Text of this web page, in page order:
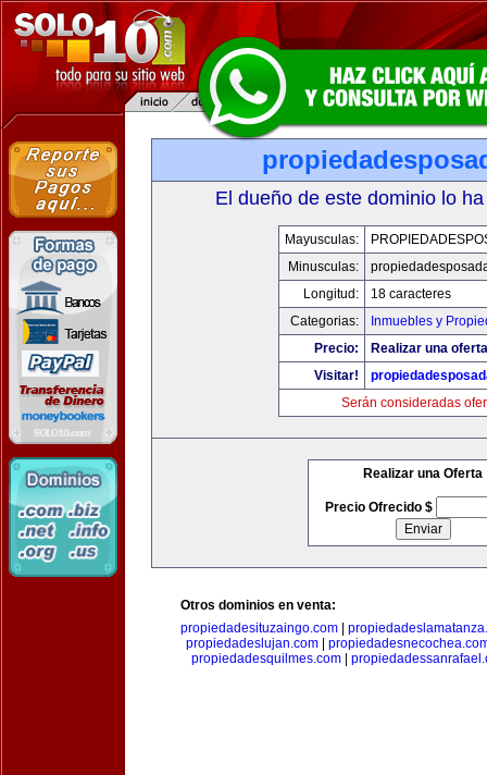
El dueño de este dominio lo
Mayusculas:
Minusculas:
Longitud:
18 caracteres
Categorias:
Inmuebles y
Precio:
Realizar una
Visitar!
Serán consideradas
Realizar una Oferta
Precio Ofrecido $
Otros dominios en venta:
propiedadesituzaingo.com
propiedadeslujan.com|
propiedadesquilmes.com|